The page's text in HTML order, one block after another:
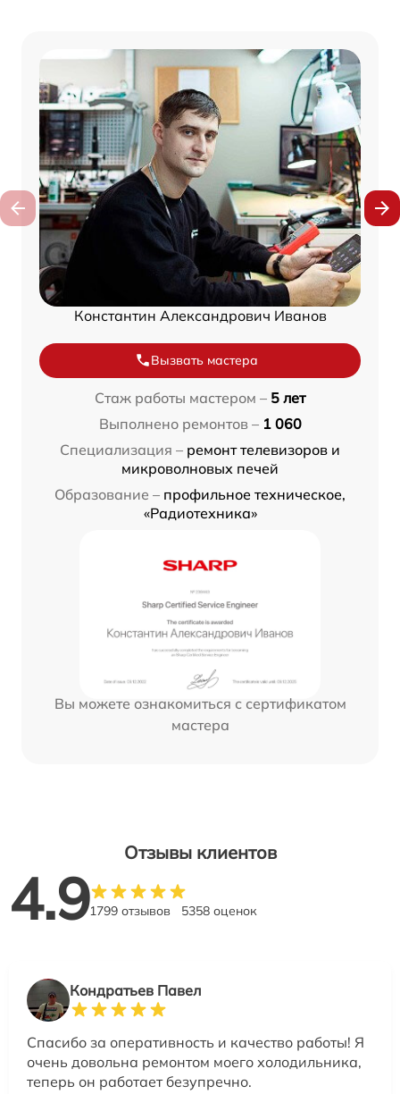
Константин Александрович Иванов
Вызвать мастера
Стаж работы мастером – 5 лет
Выполнено ремонтов – 1 060
Специализация – ремонт телевизоров и
микроволновых печей
Образование – профильное техническое,
«Радиотехника»
Вы можете ознакомиться с сертификатом
мастера
Отзывы клиентов
4.91799 отзывов 5358 оценок
Кондратьев Павел
Спасибо за оперативность и качество работы! Я
очень довольна ремонтом моего холодильника,
теперь он работает безупречно.